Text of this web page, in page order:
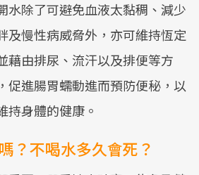
水除了可避免血液太黏稠、減少
及慢性病威脅外，亦可維持恆定
藉由排尿、流汗以及排便等方
促進腸胃蠕動進而預防便秘，以
持身體的健康。
？不喝水多久會死？